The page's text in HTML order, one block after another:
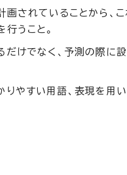
画されていることから、
うこと。
だけでなく、予測の際に
やすい用語、表現を用